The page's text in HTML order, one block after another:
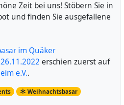
Zeit bei uns! Stöbern Sie in
und finden Sie ausgefallene
im Quäker
erschien zuerst auf
e.V..
Weihnachtsbasar